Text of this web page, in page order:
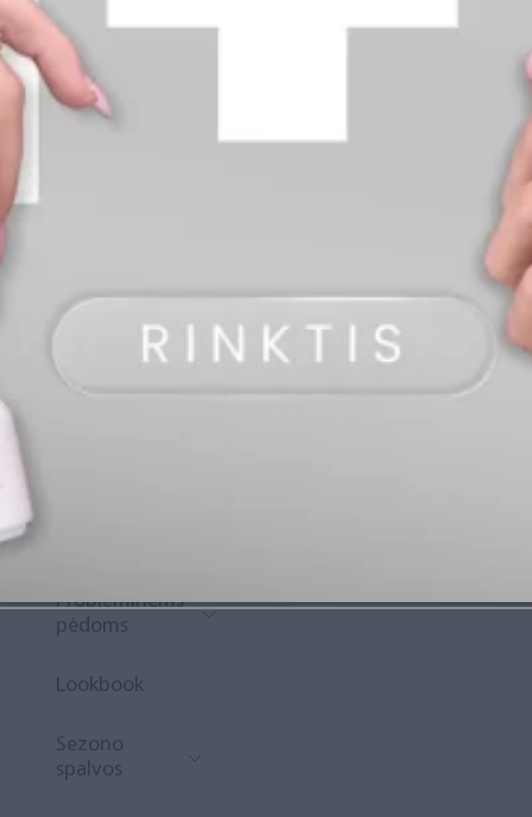
info@diamondline.lt
Prisijungti
Rewards“
Probleminėms
pėdoms
Lookbook
Sezono
spalvos